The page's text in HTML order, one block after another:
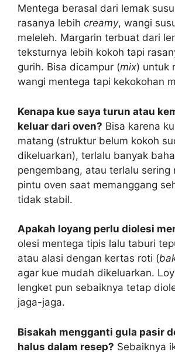
Mentega berasal dari lemak
rasanya lebih creamy, wangi
meleleh. Margarin terbuat dari
teksturnya lebih kokoh tapi
gurih. Bisa dicampur (mix) untuk
wangi mentega tapi kekokohan
Kenapa kue saya turun atau
keluar dari oven? Bisa karena
matang (struktur belum kokoh
dikeluarkan), terlalu banyak
pengembang, atau terlalu sering
pintu oven saat memanggang
tidak stabil.
Apakah loyang perlu diolesi
olesi mentega tipis lalu taburi
atau alasi dengan kertas roti (
agar kue mudah dikeluarkan.
lengket pun sebaiknya tetap
jaga-jaga.
Bisakah mengganti gula pasir
halus dalam resep? Sebaiknya